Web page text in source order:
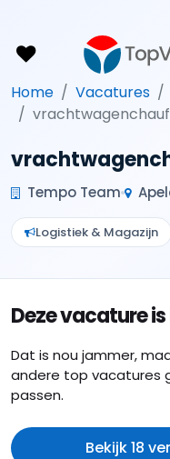
Home Vacatures
Tempo Team
Logistiek & Magazijn
Deze vacature
Dat is nou jammer,
andere top vacatures
passen.
Bekijk 18